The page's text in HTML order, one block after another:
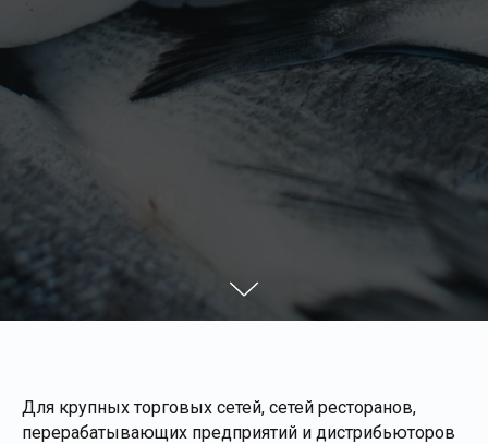
Для крупных торговых сетей, сетей ресторанов,
перерабатывающих предприятий и дистрибьюторов